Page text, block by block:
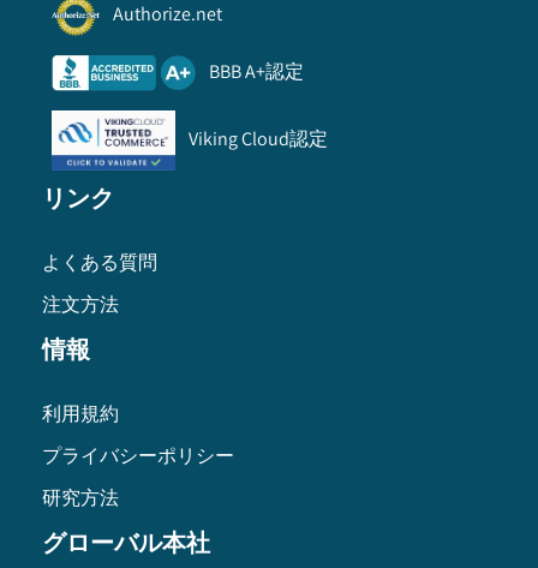
Authorize.net
BBB A+認定
Viking Cloud認定
リンク
よくある質問
注文方法
情報
利用規約
プライバシーポリシー
研究方法
グローバル本社